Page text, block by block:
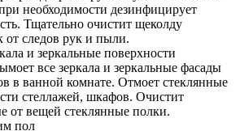
необходимости дезинфицирует
Тщательно очистит щеколду
от следов рук и пыли.
и зеркальные поверхности
все зеркала и зеркальные фасады
в ванной комнате. Отмоет стеклянные
стеллажей, шкафов. Очистит
от вещей стеклянные полки.
пол